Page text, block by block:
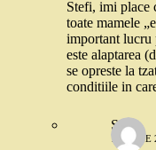
Stefi, imi place
toate mamele
important lucru
este alaptarea
se opreste la
conditiile in
Stefi
17 IUNIE